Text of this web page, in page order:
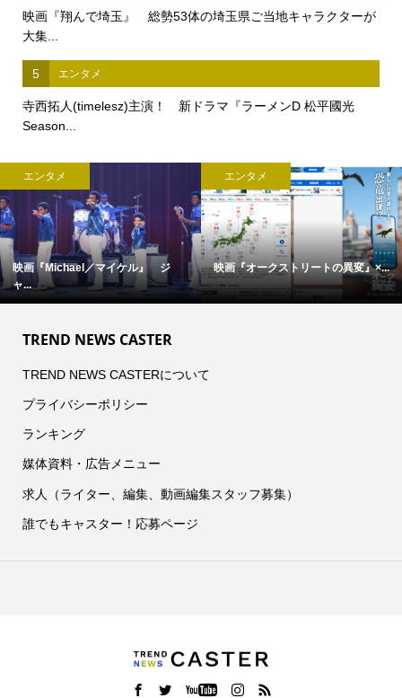
映画『翔んで埼玉』 総勢53体の埼玉県ご当地キャラクターが
大集...
5 エンタメ
寺西拓人(timelesz)主演！ 新ドラマ『ラーメンD 松平國光
Season...
エンタメ
映画『Michael／マイケル』 ジ
ャ...
エンタメ
映画『オークストリートの異変』×...
TREND NEWS CASTER
TREND NEWS CASTERについて
プライバシーポリシー
ランキング
媒体資料・広告メニュー
求人（ライター、編集、動画編集スタッフ募集）
誰でもキャスター！応募ページ